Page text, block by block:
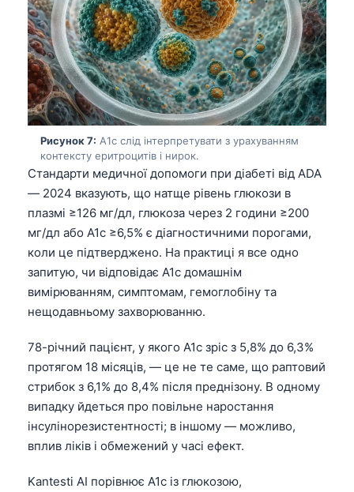
Рисунок 7: A1c слід інтерпретувати з урахуванням
контексту еритроцитів і нирок.
Стандарти медичної допомоги при діабеті від ADA
— 2024 вказують, що натще рівень глюкози в
плазмі ≥126 мг/дл, глюкоза через 2 години ≥200
мг/дл або A1c ≥6,5% є діагностичними порогами,
коли це підтверджено. На практиці я все одно
запитую, чи відповідає A1c домашнім
вимірюванням, симптомам, гемоглобіну та
нещодавньому захворюванню.
78-річний пацієнт, у якого A1c зріс з 5,8% до 6,3%
протягом 18 місяців, — це не те саме, що раптовий
стрибок з 6,1% до 8,4% після преднізону. В одному
випадку йдеться про повільне наростання
інсулінорезистентності; в іншому — можливо,
вплив ліків і обмежений у часі ефект.
Kantesti AI порівнює A1c із глюкозою,
Svenska
Azərbaycan dili
Eesti
Čeština
Русский
Lietuvių kalba
Polski
한국어
Slovenščina
Magyar
Shqip
বাংলা
اردو
मराठी
తెలుగు
தமிழ்